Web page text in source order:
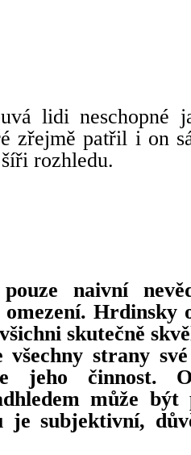
lidi neschopné
zřejmě patřil i on
rozhledu.
naivní
Hrdinsky
skutečně
všechny strany
jeho činnost.
může být
je subjektivní,